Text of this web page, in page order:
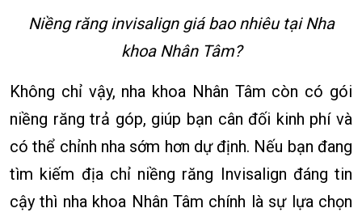
Niềng răng invisalign giá bao nhiêu tại Nha
khoa Nhân Tâm?
Không chỉ vậy, nha khoa Nhân Tâm còn có gói
niềng răng trả góp, giúp bạn cân đối kinh phí và
có thể chỉnh nha sớm hơn dự định. Nếu bạn đang
tìm kiếm địa chỉ niềng răng Invisalign đáng tin
cậy thì nha khoa Nhân Tâm chính là sự lựa chọn